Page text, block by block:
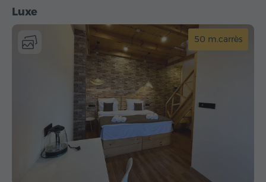
Luxe
50 m.carrès